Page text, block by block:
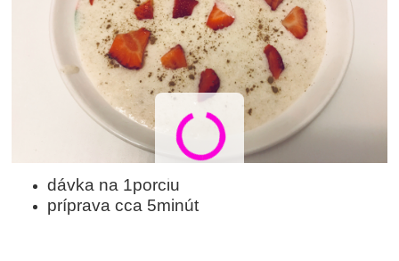
dávka na 1porciu
príprava cca 5minút